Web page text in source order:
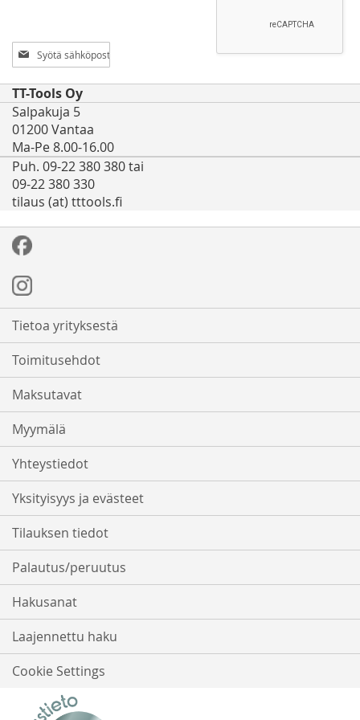
Tilaa
uutiskirjeemme:
TT-Tools Oy
Salpakuja 5
01200 Vantaa
Ma-Pe 8.00-16.00
Puh. 09-22 380 380 tai
09-22 380 330
tilaus (at) tttools.fi
Tietoa yrityksestä
Toimitusehdot
Maksutavat
Myymälä
Yhteystiedot
Yksityisyys ja evästeet
Tilauksen tiedot
Palautus/peruutus
Hakusanat
Laajennettu haku
Cookie Settings